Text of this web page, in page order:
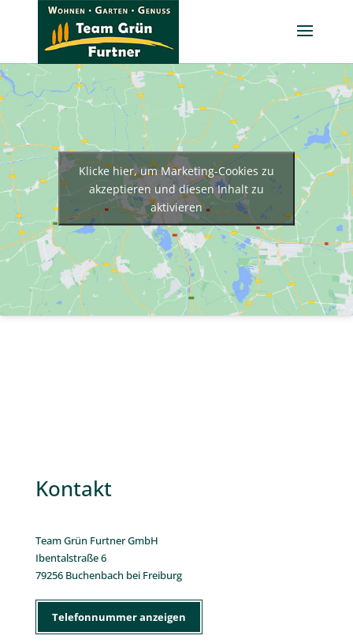
Klicke hier, um Marketing-Cookies zu
akzeptieren und diesen Inhalt zu
aktivieren
Kontakt
Team Grün Furtner GmbH
Ibentalstraße 6
79256 Buchenbach bei Freiburg
Telefonnummer anzeigen